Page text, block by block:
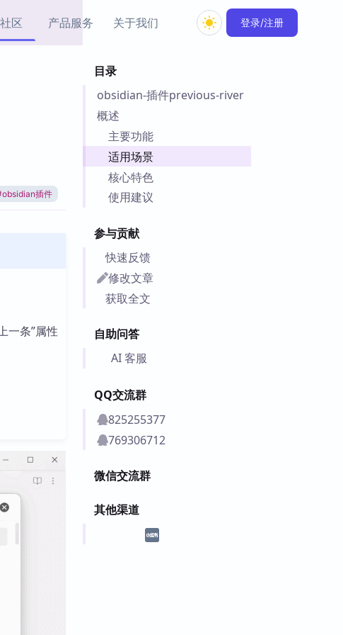
区 产品服务
插件
Obsidian 教程
关于我们 登录/注册
目录
obsidian-插件previous-river
概述
主要功能
适用场景
核心特色
使用建议
参与贡献
快速反馈
修改文章
获取全文
自助问答
AI 客服
QQ交流群
825255377
769306712
微信交流群
其他渠道
obsidian插件
一条”属性